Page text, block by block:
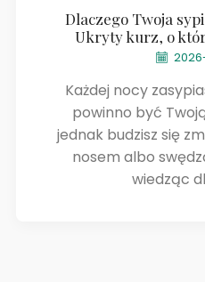
Dlaczego Twoja
Ukryty kurz, o
Każdej nocy
powinno być
jednak budzisz się
nosem albo
wiedząc